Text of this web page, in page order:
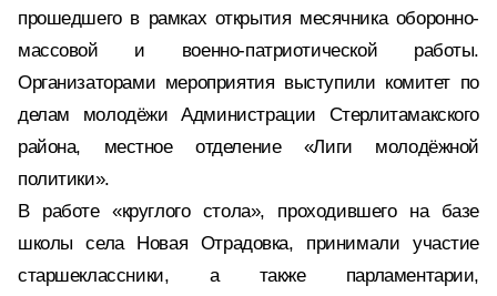
прошедшего в рамках открытия месячника оборонно-
массовой и военно-патриотической работы.
Организаторами мероприятия выступили комитет по
делам молодёжи Администрации Стерлитамакского
района, местное отделение «Лиги молодёжной
политики».
В работе «круглого стола», проходившего на базе
школы села Новая Отрадовка, принимали участие
старшеклассники, а также парламентарии,